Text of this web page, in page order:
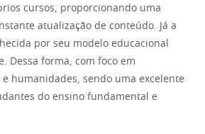
cursos, proporcionando uma
atualização de conteúdo. Já a
por seu modelo educacional
Dessa forma, com foco em
humanidades, sendo uma excelente
do ensino fundamental e